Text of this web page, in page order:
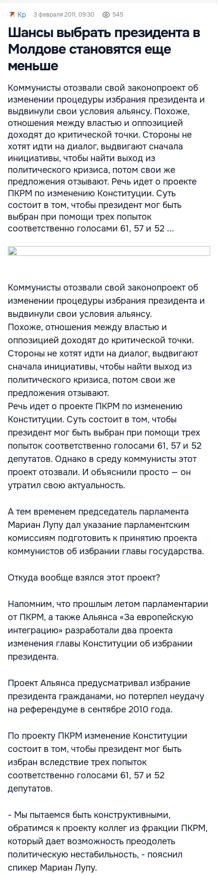
Kp 3 февраля 2011, 09:30 545
Шансы выбрать президента в
Молдове становятся еще
меньше
Коммунисты отозвали свой законопроект об
изменении процедуры избрания президента и
выдвинули свои условия альянсу. Похоже,
отношения между властью и оппозицией
доходят до критической точки. Стороны не
хотят идти на диалог, выдвигают сначала
инициативы, чтобы найти выход из
политического кризиса, потом свои же
предложения отзывают. Речь идет о проекте
ПКРМ по изменению Конституции. Суть
состоит в том, чтобы президент мог быть
выбран при помощи трех попыток
соответственно голосами 61, 57 и 52 ...
Коммунисты отозвали свой законопроект об
изменении процедуры избрания президента и
выдвинули свои условия альянсу.
Похоже, отношения между властью и
оппозицией доходят до критической точки.
Стороны не хотят идти на диалог, выдвигают
сначала инициативы, чтобы найти выход из
политического кризиса, потом свои же
предложения отзывают.
Речь идет о проекте ПКРМ по изменению
Конституции. Суть состоит в том, чтобы
президент мог быть выбран при помощи трех
попыток соответственно голосами 61, 57 и 52
депутатов. Однако в среду коммунисты этот
проект отозвали. И объяснили просто — он
утратил свою актуальность.
А тем временем председатель парламента
Мариан Лупу дал указание парламентским
комиссиям подготовить к принятию проекта
коммунистов об избрании главы государства.
Откуда вообще взялся этот проект?
Напомним, что прошлым летом парламентарии
от ПКРМ, а также Альянса «За европейскую
интеграцию» разработали два проекта
изменения главы Конституции об избрании
президента.
Проект Альянса предусматривал избрание
президента гражданами, но потерпел неудачу
на референдуме в сентябре 2010 года.
По проекту ПКРМ изменение Конституции
состоит в том, чтобы президент мог быть
избран вследствие трех попыток
соответственно голосами 61, 57 и 52
депутатов.
- Мы пытаемся быть конструктивными,
обратимся к проекту коллег из фракции ПКРМ,
который дает возможность преодолеть
политическую нестабильность, - пояснил
спикер Мариан Лупу.